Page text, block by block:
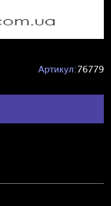
Артикул:76779